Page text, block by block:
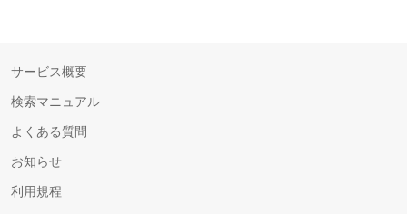
サービス概要
検索マニュアル
よくある質問
お知らせ
利用規程